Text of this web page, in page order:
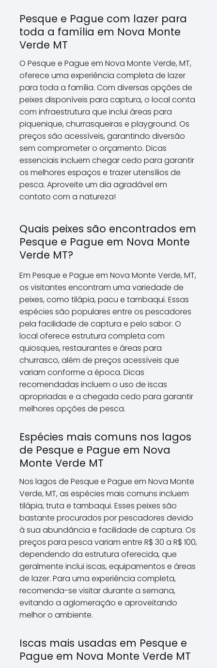
Pesque e Pague com lazer para
toda a família em Nova Monte
Verde MT
O Pesque e Pague em Nova Monte Verde, MT,
oferece uma experiência completa de lazer
para toda a família. Com diversas opções de
peixes disponíveis para captura, o local conta
com infraestrutura que inclui áreas para
piquenique, churrasqueiras e playground. Os
preços são acessíveis, garantindo diversão
sem comprometer o orçamento. Dicas
essenciais incluem chegar cedo para garantir
os melhores espaços e trazer utensílios de
pesca. Aproveite um dia agradável em
contato com a natureza!
Quais peixes são encontrados em
Pesque e Pague em Nova Monte
Verde MT?
Em Pesque e Pague em Nova Monte Verde, MT,
os visitantes encontram uma variedade de
peixes, como tilápia, pacu e tambaqui. Essas
espécies são populares entre os pescadores
pela facilidade de captura e pelo sabor. O
local oferece estrutura completa com
quiosques, restaurantes e áreas para
churrasco, além de preços acessíveis que
variam conforme a época. Dicas
recomendadas incluem o uso de iscas
apropriadas e a chegada cedo para garantir
melhores opções de pesca.
Espécies mais comuns nos lagos
de Pesque e Pague em Nova
Monte Verde MT
Nos lagos de Pesque e Pague em Nova Monte
Verde, MT, as espécies mais comuns incluem
tilápia, truta e tambaqui. Esses peixes são
bastante procurados por pescadores devido
à sua abundância e facilidade de captura. Os
preços para pesca variam entre R$ 30 a R$ 100,
dependendo da estrutura oferecida, que
geralmente inclui iscas, equipamentos e áreas
de lazer. Para uma experiência completa,
recomenda-se visitar durante a semana,
evitando a aglomeração e aproveitando
melhor o ambiente.
Iscas mais usadas em Pesque e
Pague em Nova Monte Verde MT